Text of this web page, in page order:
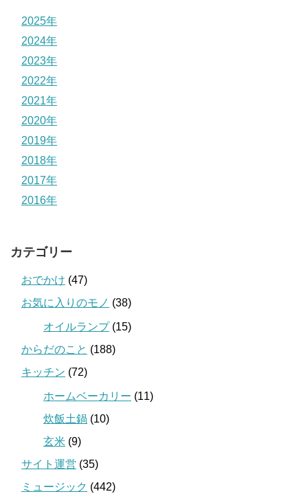
2025年
2024年
2023年
2022年
2021年
2020年
2019年
2018年
2017年
2016年
カテゴリー
おでかけ (47)
お気に入りのモノ (38)
オイルランプ(15)
からだのこと (188)
キッチン (72)
ホームベーカリー (11)
炊飯土鍋 (10)
玄米 (9)
サイト運営 (35)
ミュージック (442)